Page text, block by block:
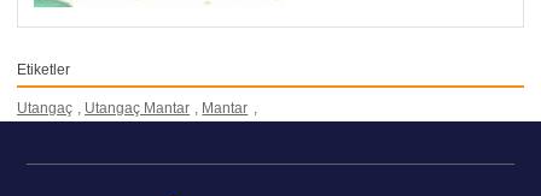
Etiketler
Utangaç Utangaç Mantar Mantar